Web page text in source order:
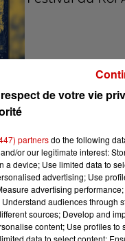
Gagnez vos
Musée du
Alouette vous
Futuroscope
de votre vie
partnersdo the following
or our legitimate interest:
a device; Use limited data to
advertising; Use
advertising
audiences through
sources; Develop and
content; Use profiles to
data to select content;